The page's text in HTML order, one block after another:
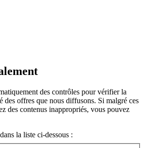
des contrôles pour vérifier la
des offres que nous diffusons. Si malgré ces
des contenus inappropriés, vous pouvez
la liste ci-dessous :